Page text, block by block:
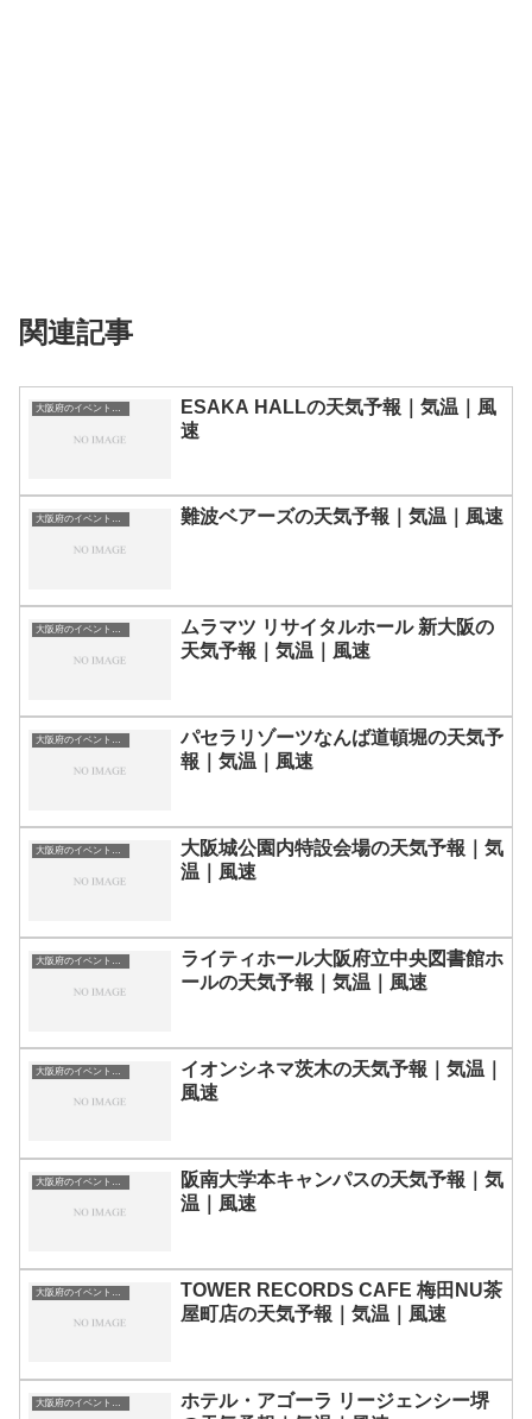
関連記事
大阪府のイベント会場一覧
ESAKA HALLの天気予報｜気温｜風
速
大阪府のイベント会場一覧 難波ベアーズの天気予報｜気温｜風速
大阪府のイベント会場一覧
ムラマツ リサイタルホール 新大阪の
天気予報｜気温｜風速
大阪府のイベント会場一覧
パセラリゾーツなんば道頓堀の天気予
報｜気温｜風速
大阪府のイベント会場一覧
大阪城公園内特設会場の天気予報｜気
温｜風速
大阪府のイベント会場一覧
ライティホール大阪府立中央図書館ホ
ールの天気予報｜気温｜風速
大阪府のイベント会場一覧
イオンシネマ茨木の天気予報｜気温｜
風速
阪南大学本キャンパスの天気予報｜気
温｜風速
TOWER RECORDS CAFE 梅田NU茶
屋町店の天気予報｜気温｜風速
ホテル・アゴーラ リージェンシー堺